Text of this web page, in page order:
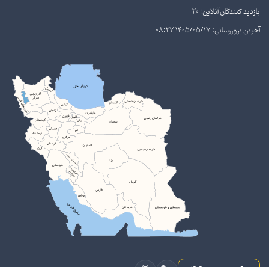
بازدید کنندگان آنلاین: 20
آخرین بروزرسانی: 1405/05/17 08:27